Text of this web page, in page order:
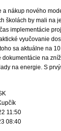
a nákup nového
školách by mali na
implementácie
vyučovanie
sa aktuálne na
na
na energie. S
11:50
08:40